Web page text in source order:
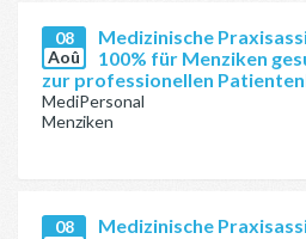
08
Aoû
Medizinische
100% für Menziken
zur professionellen
MediPersonal
Menziken
08
Medizinische